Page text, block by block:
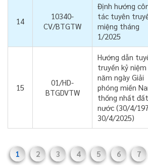
14
10340-
CV/BTGTW
Định hướng
tác tuyên
miệng tháng
1/2025
15
01/HD-
BTGDVTW
Hướng dẫn
truyền kỷ niệm
năm ngày Giải
phóng miền
thống nhất đất
nước (30/4/
30/4/2025)
1 2 3 4 5 6 7